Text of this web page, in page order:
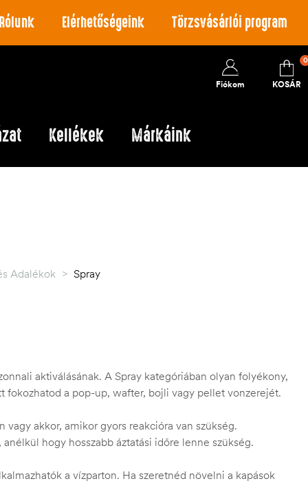
Rólunk Elérhetőségeink Törzsvásárlói program
Fiókom KOSÁR
0
Kellékek Márkáink
Adalékok > Spray
aktiválásának. A Spray kategóriában olyan folyékony,
fokozhatod a pop-up, wafter, bojli vagy pellet vonzerejét.
akkor, amikor gyors reakcióra van szükség.
hogy hosszabb áztatási időre lenne szükség.
a vízparton. Ha szeretnéd növelni a kapások